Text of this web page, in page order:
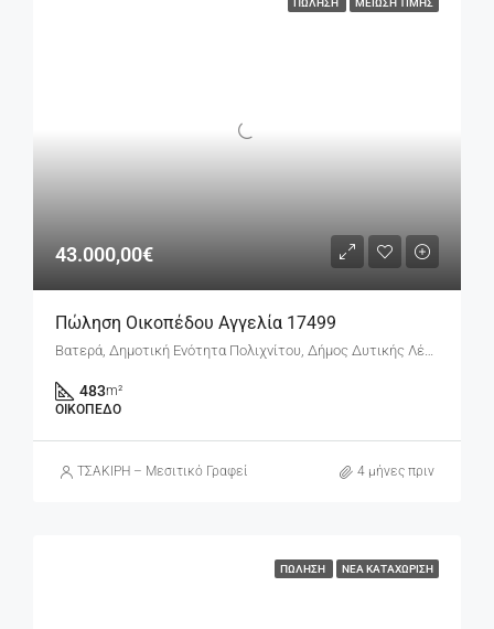
ΠΏΛΗΣΗ ΜΕΊΩΣΗ ΤΙΜΉΣ
43.000,00€
Πώληση Οικοπέδου Αγγελία 17499
Βατερά, Δημοτική Ενότητα Πολιχνίτου, Δήμος Δυτικής Λέσβου, Περιφερειακή Ενότητα Λέσβου, Περιφέρεια Βόρειου Αιγαίου, Αποκεντρωμένη Διοίκηση Αιγαίου, 813 00, Ελλάδα
483m²
ΟΙΚΌΠΕΔΟ
ΤΣΑΚΙΡΗ – Μεσιτικό Γραφείο 4 μήνες πριν
ΠΏΛΗΣΗ ΝΈΑ ΚΑΤΑΧΏΡΙΣΗ